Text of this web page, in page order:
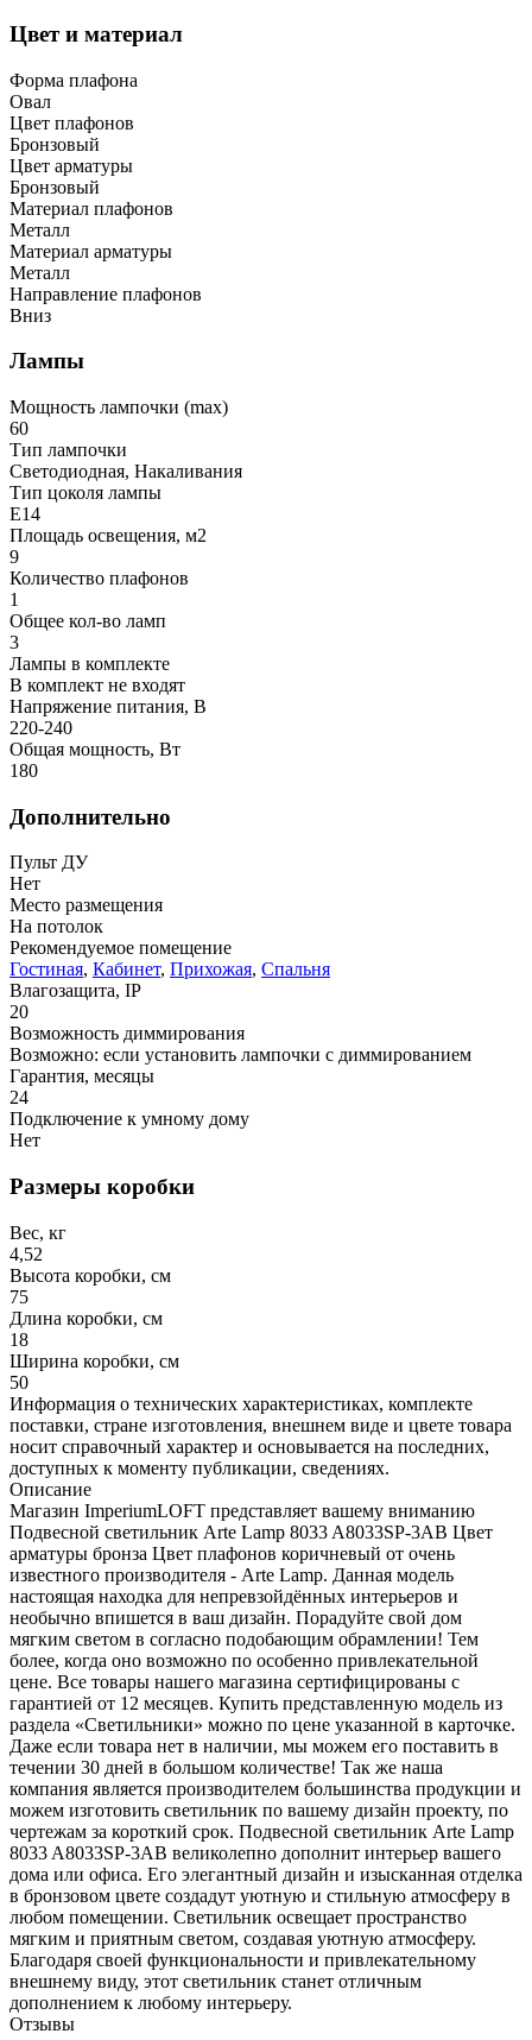
Цвет и материал
Форма плафона
Овал
Цвет плафонов
Бронзовый
Цвет арматуры
Бронзовый
Материал плафонов
Металл
Материал арматуры
Металл
Направление плафонов
Вниз
Лампы
Мощность лампочки (max)
60
Тип лампочки
Светодиодная, Накаливания
Тип цоколя лампы
E14
Площадь освещения, м2
9
Количество плафонов
1
Общее кол-во ламп
3
Лампы в комплекте
В комплект не входят
Напряжение питания, В
220-240
Общая мощность, Вт
180
Дополнительно
Пульт ДУ
Нет
Место размещения
На потолок
Рекомендуемое помещение
Гостиная, Кабинет, Прихожая, Спальня
Влагозащита, IP
20
Возможность диммирования
Возможно: если установить лампочки с диммированием
Гарантия, месяцы
24
Подключение к умному дому
Нет
Размеры коробки
Вес, кг
4,52
Высота коробки, см
75
Длина коробки, см
18
Ширина коробки, см
50
Информация о технических характеристиках, комплекте
поставки, стране изготовления, внешнем виде и цвете товара
носит справочный характер и основывается на последних,
доступных к моменту публикации, сведениях.
Описание
Магазин ImperiumLOFT представляет вашему вниманию
Подвесной светильник Arte Lamp 8033 A8033SP-3AB Цвет
арматуры бронза Цвет плафонов коричневый от очень
известного производителя - Arte Lamp. Данная модель
настоящая находка для непревзойдённых интерьеров и
необычно впишется в ваш дизайн. Порадуйте свой дом
мягким светом в согласно подобающим обрамлении! Тем
более, когда оно возможно по особенно привлекательной
цене. Все товары нашего магазина сертифицированы с
гарантией от 12 месяцев. Купить представленную модель из
раздела «Светильники» можно по цене указанной в карточке.
Даже если товара нет в наличии, мы можем его поставить в
течении 30 дней в большом количестве! Так же наша
компания является производителем большинства продукции и
можем изготовить светильник по вашему дизайн проекту, по
чертежам за короткий срок. Подвесной светильник Arte Lamp
8033 A8033SP-3AB великолепно дополнит интерьер вашего
дома или офиса. Его элегантный дизайн и изысканная отделка
в бронзовом цвете создадут уютную и стильную атмосферу в
любом помещении. Светильник освещает пространство
мягким и приятным светом, создавая уютную атмосферу.
Благодаря своей функциональности и привлекательному
внешнему виду, этот светильник станет отличным
дополнением к любому интерьеру.
Отзывы